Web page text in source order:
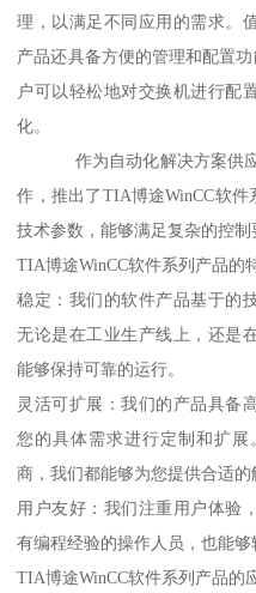
理，以满足不同应用的需求。
产品还具备方便的管理和配置
户可以轻松地对交换机进行配
化。
作为自动化解决方案供应
作，推出了TIA博途WinCC软
技术参数，能够满足复杂的控制
TIA博途WinCC软件系列产品的
稳定：我们的软件产品基于的
无论是在工业生产线上，还是
能够保持可靠的运行。
灵活可扩展：我们的产品具备
您的具体需求进行定制和扩
商，我们都能够为您提供合适的
用户友好：我们注重用户体验
有编程经验的操作人员，也能够
TIA博途WinCC软件系列产品的